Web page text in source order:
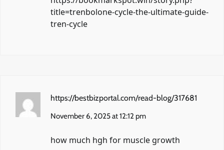
title=trenbolone-cycle-the-ultimate-guide-
tren-cycle
https://bestbizportal.com/read-blog/317681
November 6, 2025 at 12:12 pm
how much hgh for muscle growth